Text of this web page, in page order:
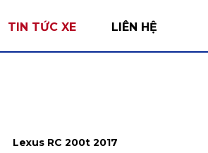
TIN TỨC XE LIÊN HỆ
Lexus RC 200t 2017